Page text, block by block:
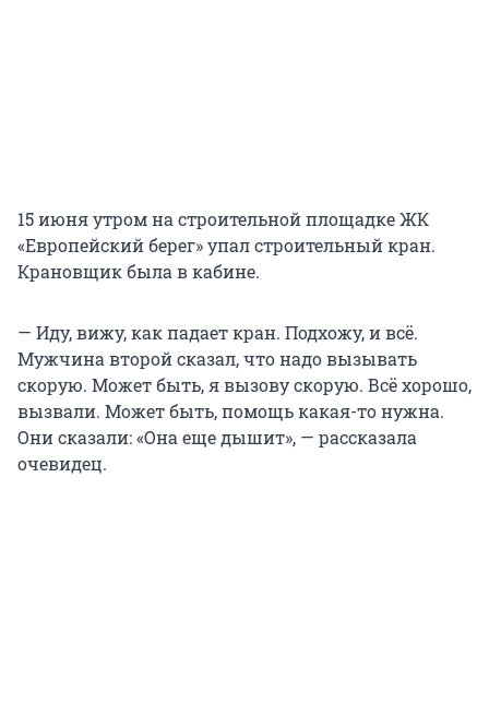
15 июня утром на строительной площадке ЖК
«Европейский берег» упал строительный кран.
Крановщик была в кабине.
— Иду, вижу, как падает кран. Подхожу, и всё.
Мужчина второй сказал, что надо вызывать
скорую. Может быть, я вызову скорую. Всё хорошо,
вызвали. Может быть, помощь какая-то нужна.
Они сказали: «Она еще дышит», — рассказала
очевидец.